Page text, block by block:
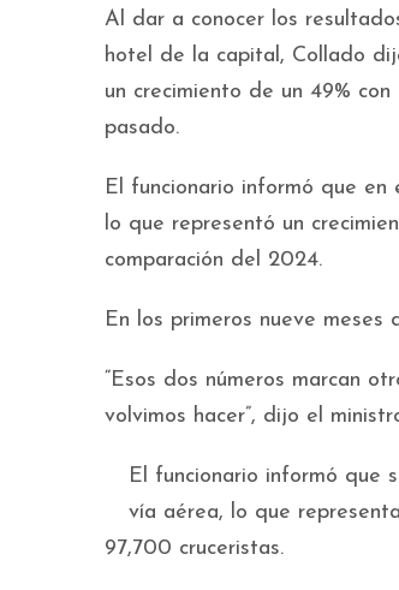
Al dar a conocer los
hotel de la capital, Collado
un crecimiento de un 49%
pasado.
El funcionario informó que
lo que representó un
comparación del 2024.
En los primeros nueve
“Esos dos números marcan
volvimos hacer”, dijo el
El funcionario informó que
vía aérea, lo que
97,700 cruceristas.